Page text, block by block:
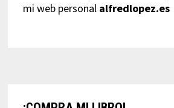
mi web personal alfredlopez.es